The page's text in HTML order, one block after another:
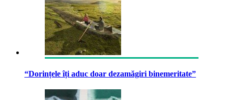
“Dorințele îți aduc doar dezamăgiri binemeritate”